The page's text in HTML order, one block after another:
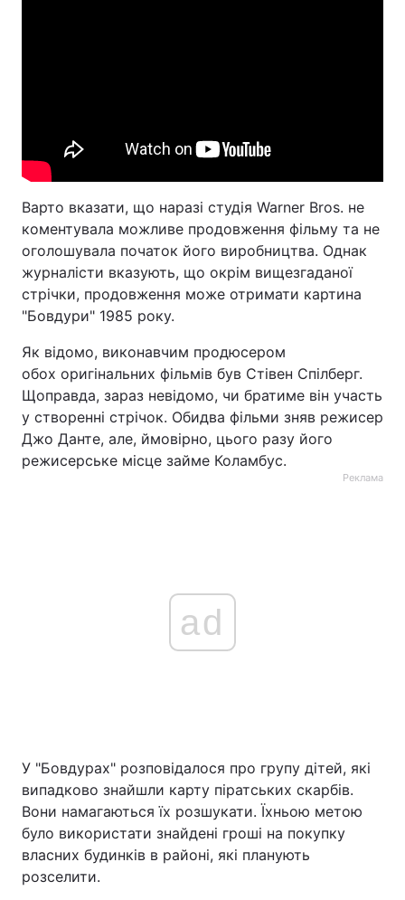
Варто вказати, що наразі студія Warner Bros. не
коментувала можливе продовження фільму та не
оголошувала початок його виробництва. Однак
журналісти вказують, що окрім вищезгаданої
стрічки, продовження може отримати картина
"Бовдури" 1985 року.
Як відомо, виконавчим продюсером
обох оригінальних фільмів був Стівен Спілберг.
Щоправда, зараз невідомо, чи братиме він участь
у створенні стрічок. Обидва фільми зняв режисер
Джо Данте, але, ймовірно, цього разу його
режисерське місце займе Коламбус.
Реклама
ad
У "Бовдурах" розповідалося про групу дітей, які
випадково знайшли карту піратських скарбів.
Вони намагаються їх розшукати. Їхньою метою
було використати знайдені гроші на покупку
власних будинків в районі, які планують
розселити.